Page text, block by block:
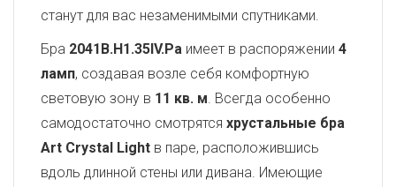
станут для вас незаменимыми спутниками.
Бра 2041B.H1.35IV.Pa имеет в распоряжении 4
ламп, создавая возле себя комфортную
световую зону в 11 кв. м. Всегда особенно
самодостаточно смотрятся хрустальные бра
Art Crystal Light в паре, расположившись
вдоль длинной стены или дивана. Имеющие